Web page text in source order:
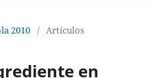
2010 / Artículos
en